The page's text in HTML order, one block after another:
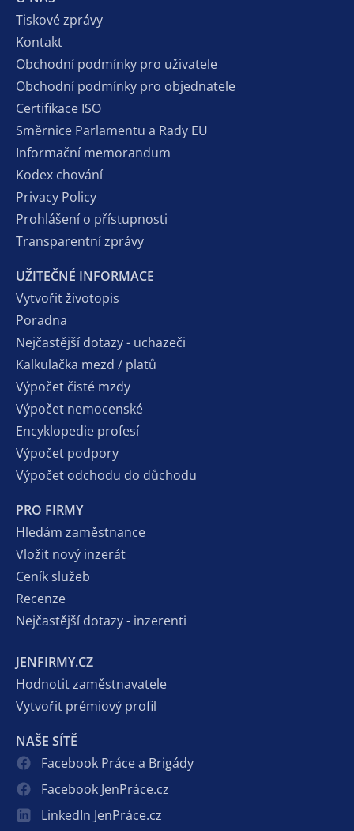
Tiskové zprávy
Kontakt
Obchodní podmínky pro uživatele
Obchodní podmínky pro objednatele
Certifikace ISO
Směrnice Parlamentu a Rady EU
Informační memorandum
Kodex chování
Privacy Policy
Prohlášení o přístupnosti
Transparentní zprávy
UŽITEČNÉ INFORMACE
Vytvořit životopis
Poradna
Nejčastější dotazy - uchazeči
Kalkulačka mezd / platů
Výpočet čisté mzdy
Výpočet nemocenské
Encyklopedie profesí
Výpočet podpory
Výpočet odchodu do důchodu
PRO FIRMY
Hledám zaměstnance
Vložit nový inzerát
Ceník služeb
Recenze
Nejčastější dotazy - inzerenti
JENFIRMY.CZ
Hodnotit zaměstnavatele
Vytvořit prémiový profil
NAŠE SÍTĚ
Facebook Práce a Brigády
Facebook JenPráce.cz
LinkedIn JenPráce.cz